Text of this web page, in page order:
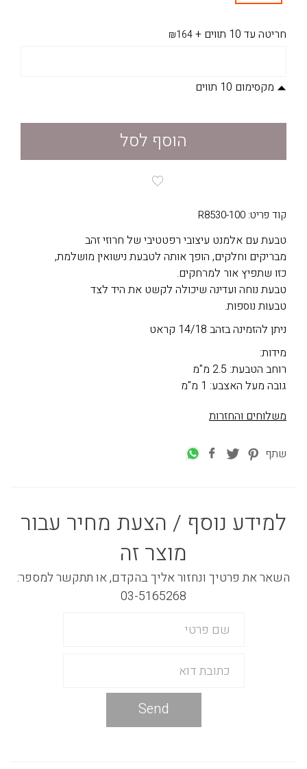
חריטה עד 10 תווים +
₪164
מקסימום 10 תווים
הוסף לסל
קוד פריט: R8530-100
טבעת עם אלמנט עיצובי רפטטיבי של חרוזי זהב
מבריקים וחלקים, הופך אותה לטבעת נישואין מושלמת,
כזו שתפיץ אור למרחקים.
טבעת נוחה ועדינה שיכולה לקשט את היד לצד
טבעות נוספות.
ניתן להזמינה בזהב 14/18 קראט
מידות:
רוחב הטבעת: 2.5 מ"מ
גובה מעל האצבע: 1 מ"מ
משלוחים והחזרות
שתף
למידע נוסף / הצעת מחיר עבור
מוצר זה
השאר את פרטיך ונחזור אליך בהקדם, או תתקשר למספר:
03-5165268
Send